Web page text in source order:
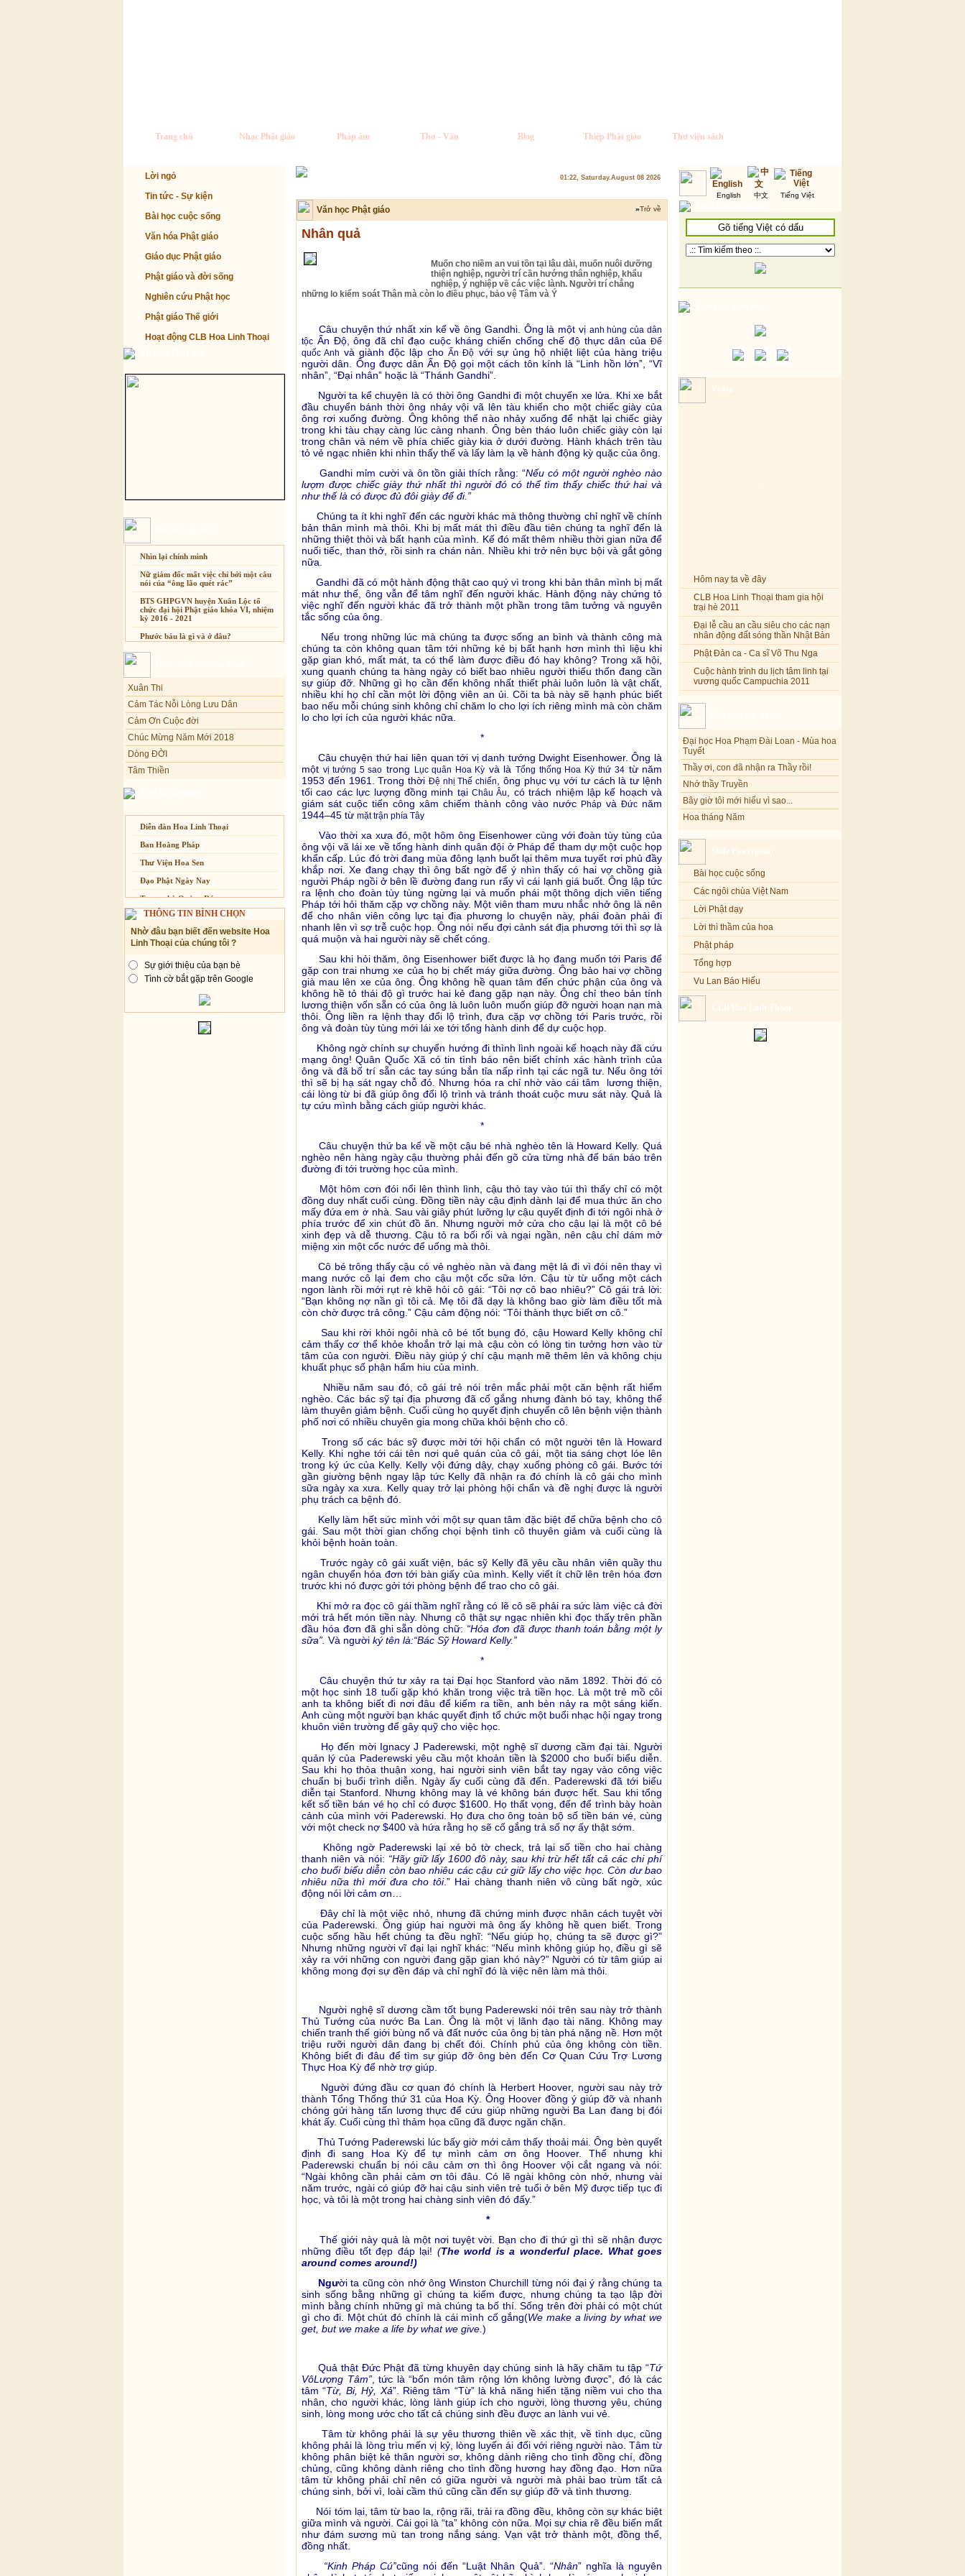
Trang chủ Nhạc Phật giáo Pháp âm Thơ - Văn Blog Thiệp Phật giáo Thư viện sách
Lời ngỏ
Tin tức - Sự kiện
Bài học cuộc sống
Văn hóa Phật giáo
Giáo dục Phật giáo
Phật giáo và đời sống
Nghiên cứu Phật học
Phật giáo Thế giới
Hoạt động CLB Hoa Linh Thoại
Nhìn lại chính mình
Nữ giám đốc mất việc chỉ bởi một câu
nói của “ông lão quét rác”
BTS GHPGVN huyện Xuân Lộc tổ
chức đại hội Phật giáo khóa VI, nhiệm
kỳ 2016 - 2021
Phước báu là gì và ở đâu?
Sự thương-ghét của con người
Cải đạo: Nguyên nhân & giải pháp
Nỗi lòng của các bệnh nhân nghèo
An Giang: Tịnh thất Quy Nguyên
phát quà từ thiện tại xã Cư Yang
Tịnh xá Ngọc Đăng khai giảng Thiền
dành cho Người bận rộn
Xuân Thi
Cảm Tác Nỗi Lòng Lưu Dân
Cảm Ơn Cuộc đời
Chúc Mừng Năm Mới 2018
Dòng ĐỜI
Tâm Thiền
Chuông Ngân
Kính mừng Phật Đản
Kiếp này
Diễn đàn Hoa Linh Thoại
Ban Hoằng Pháp
Thư Viện Hoa Sen
Đạo Phật Ngày Nay
Trang nhà Quảng Đức
Báo Giác Ngộ
Vesak 2014
THÔNG TIN BÌNH CHỌN
Nhờ đâu bạn biết đến website Hoa
Linh Thoại của chúng tôi ?
Sự giới thiệu của bạn bè
Tình cờ bắt gặp trên Google
01:22, Saturday.August 08 2026
Văn học Phật giáo »Trở về
Nhân quả
Muốn cho niềm an vui tồn tại lâu dài, muốn nuôi dưỡng
thiện nghiệp, người trí cần hướng thân nghiệp, khẩu
nghiệp, ý nghiệp về các việc lành. Người trí chẳng
những lo kiểm soát Thân mà còn lo điều phục, bảo vệ Tâm và Ý
Câu chuyện thứ nhất xin kể về ông Gandhi. Ông là một vị anh hùng của dân
tộc Ấn Độ, ông đã chỉ đạo cuộc kháng chiến chống chế độ thực dân của Đế
quốc Anh và giành độc lập choẤn Độ với sự ủng hộ nhiệt liệt của hàng triệu
người dân. Ông được dân Ấn Độ gọi một cách tôn kính là “Linh hồn lớn”, “Vĩ
nhân”, “Đại nhân” hoặc là “Thánh Gandhi”.
Người ta kể chuyện là có thời ông Gandhi đi một chuyến xe lửa. Khi xe bắt
đầu chuyển bánh thời ông nhảy vội vã lên tàu khiến cho một chiếc giày của
ông rơi xuống đường. Ông không thể nào nhảy xuống để nhặt lại chiếc giày
trong khi tàu chạy càng lúc càng nhanh. Ông bèn tháo luôn chiếc giày còn lại
trong chân và ném về phía chiếc giày kia ở dưới đường. Hành khách trên tàu
tỏ vẻ ngạc nhiên khi nhìn thấy thế và lấy làm lạ về hành động kỳ quặc của ông.
Gandhi mỉm cười và ôn tồn giải thích rằng: “Nếu có một người nghèo nào
lượm được chiếc giày thứ nhất thì người đó có thể tìm thấy chiếc thứ hai và
như thế là có được đủ đôi giày để đi.”
Chúng ta ít khi nghĩ đến các người khác mà thông thường chỉ nghĩ về chính
bản thân mình mà thôi. Khi bị mất mát thì điều đầu tiên chúng ta nghĩ đến là
những thiệt thòi và bất hạnh của mình. Kế đó mất thêm nhiều thời gian nữa để
nuối tiếc, than thở, rồi sinh ra chán nản. Nhiều khi trở nên bực bội và gắt gỏng
nữa.
Gandhi đã có một hành động thật cao quý vì trong khi bản thân mình bị mất
mát như thế, ông vẫn để tâm nghĩ đến người khác. Hành động này chứng tỏ
việc nghĩ đến người khác đã trở thành một phần trong tâm tưởng và nguyên
tắc sống của ông.
Nếu trong những lúc mà chúng ta được sống an bình và thành công mà
chúng ta còn không quan tâm tới những kẻ bị bất hạnh hơn mình thì liệu khi
gặp gian khó, mất mát, ta có thể làm được điều đó hay không? Trong xã hội,
xung quanh chúng ta hàng ngày có biết bao nhiêu người thiếu thốn đang cần
sự giúp đỡ. Những gì họ cần đến không nhất thiết phải luôn luôn là vật chất,
nhiều khi họ chỉ cần một lời động viên an ủi. Cõi ta bà này sẽ hạnh phúc biết
bao nếu mỗi chúng sinh không chỉ chăm lo cho lợi ích riêng mình mà còn chăm
lo cho lợi ích của người khác nữa.
*
Câu chuyện thứ hai liên quan tới vị danh tướng Dwight Eisenhower. Ông là
một vị tướng 5 sao trong Lục quân Hoa Kỳ và làTổng thống Hoa Kỳ thứ 34từ năm
1953 đến 1961. Trong thời Đệ nhị Thế chiến
, ông phục vụ với tư cách là tư lệnh
tối cao các lực lượng đồng minh tại Châu Âu
, có trách nhiệm lập kế hoạch và
giám sát cuộc tiến công xâm chiếm thành công vào nước Phápvà Đứcnăm
1944–45 từ mặt trận phía Tây
Vào thời xa xưa đó, một hôm ông Eisenhower cùng với đoàn tùy tùng của
ông vội vã lái xe về tổng hành dinh quân đội ở Pháp để tham dự một cuộc họp
khẩn cấp. Lúc đó trời đang mùa đông lạnh buốt lại thêm mưa tuyết rơi phủ đầy
khắp nơi. Xe đang chạy thì ông bất ngờ để ý nhìn thấy có hai vợ chồng già
người Pháp ngồi ở bên lề đường đang run rẩy vì cái lạnh giá buốt. Ông lập tức
ra lệnh cho đoàn tùy tùng ngừng lại và muốn phái một thông dịch viên tiếng
Pháp tới hỏi thăm cặp vợ chồng này. Một viên tham mưu nhắc nhở ông là nên
để cho nhân viên công lực tại địa phương lo chuyện này, phái đoàn phải đi
nhanh lên vì sợ trễ cuộc họp. Ông nói nếu đợi cảnh sát địa phương tới thì sợ là
quá muộn và hai người này sẽ chết cóng.
Sau khi hỏi thăm, ông Eisenhower biết được là họ đang muốn tới Paris để
gặp con trai nhưng xe của họ bị chết máy giữa đường. Ông bảo hai vợ chồng
già mau lên xe của ông. Ông không hề quan tâm đến chức phận của ông và
không hề tỏ thái độ gì trước hai kẻ đang gặp nạn này. Ông chỉ theo bản tính
lương thiện vốn sẵn có của ông là luôn luôn muốn giúp đỡ người hoạn nạn mà
thôi. Ông liền ra lệnh thay đổi lộ trình, đưa cặp vợ chồng tới Paris trước, rồi
ông và đoàn tùy tùng mới lái xe tới tổng hành dinh để dự cuộc họp.
Không ngờ chính sự chuyển hướng đi thình lình ngoài kế hoạch này đã cứu
mạng ông! Quân Quốc Xã có tin tình báo nên biết chính xác hành trình của
ông và đã bố trí sẵn các tay súng bắn tỉa nấp rình tại các ngã tư. Nếu ông tới
thì sẽ bị hạ sát ngay chỗ đó. Nhưng hóa ra chỉ nhờ vào cái tâm lương thiện,
cái lòng từ bi đã giúp ông đổi lộ trình và tránh thoát cuộc mưu sát này. Quả là
tự cứu mình bằng cách giúp người khác.
*
Câu chuyện thứ ba kể về một cậu bé nhà nghèo tên là Howard Kelly. Quá
nghèo nên hàng ngày cậu thường phải đến gõ cửa từng nhà để bán báo trên
đường đi tới trường học của mình.
Một hôm cơn đói nổi lên thình lình, cậu thò tay vào túi thì thấy chỉ có một
đồng duy nhất cuối cùng. Đồng tiền này cậu định dành lại để mua thức ăn cho
mấy đứa em ở nhà. Sau vài giây phút lưỡng lự cậu quyết định đi tới ngôi nhà ở
phía trước để xin chút đồ ăn. Nhưng người mở cửa cho cậu lại là một cô bé
xinh đẹp và dễ thương. Cậu tỏ ra bối rối và ngại ngần, nên cậu chỉ dám mở
miệng xin một cốc nước để uống mà thôi.
Cô bé trông thấy cậu có vẻ nghèo nàn và đang mệt lả đi vì đói nên thay vì
mang nước cô lại đem cho cậu một cốc sữa lớn. Cậu từ từ uống một cách
ngon lành rồi mới rụt rè khẽ hỏi cô gái: “Tôi nợ cô bao nhiêu?” Cô gái trả lời:
“Bạn không nợ nần gì tôi cả. Mẹ tôi đã dạy là không bao giờ làm điều tốt mà
còn chờ được trả công.” Cậu cảm động nói: “Tôi thành thực biết ơn cô.”
Sau khi rời khỏi ngôi nhà cô bé tốt bụng đó, cậu Howard Kelly không chỉ
cảm thấy cơ thể khỏe khoắn trở lại mà cậu còn có lòng tin tưởng hơn vào từ
tâm của con người. Điều này giúp ý chí cậu mạnh mẽ thêm lên và không chịu
khuất phục số phận hẩm hiu của mình.
Nhiều năm sau đó, cô gái trẻ nói trên mắc phải một căn bệnh rất hiểm
nghèo. Các bác sỹ tại địa phương đã cố gắng nhưng đành bó tay, không thể
làm thuyên giảm bệnh. Cuối cùng họ quyết định chuyển cô lên bệnh viện thành
phố nơi có nhiều chuyên gia mong chữa khỏi bệnh cho cô.
Trong số các bác sỹ được mời tới hội chẩn có một người tên là Howard
Kelly. Khi nghe tới cái tên nơi quê quán của cô gái, một tia sáng chợt lóe lên
trong ký ức của Kelly. Kelly vội đứng dậy, chạy xuống phòng cô gái. Bước tới
gần giường bệnh ngay lập tức Kelly đã nhận ra đó chính là cô gái cho mình
sữa ngày xa xưa. Kelly quay trở lại phòng hội chẩn và đề nghị được là người
phụ trách ca bệnh đó.
Kelly làm hết sức mình với một sự quan tâm đặc biệt để chữa bệnh cho cô
gái. Sau một thời gian chống chọi bệnh tình cô thuyên giảm và cuối cùng là
khỏi bệnh hoàn toàn.
Trước ngày cô gái xuất viện, bác sỹ Kelly đã yêu cầu nhân viên quầy thu
ngân chuyển hóa đơn tới bàn giấy của mình. Kelly viết ít chữ lên trên hóa đơn
trước khi nó được gởi tới phòng bệnh để trao cho cô gái.
Khi mở ra đọc cô gái thầm nghĩ rằng có lẽ cô sẽ phải ra sức làm việc cả đời
mới trả hết món tiền này. Nhưng cô thật sự ngạc nhiên khi đọc thấy trên phần
đầu hóa đơn đã ghi sẵn dòng chữ: “Hóa đơn đã được thanh toán bằng một ly
sữa”. Và người ký tên là:“Bác Sỹ Howard Kelly.”
*
Câu chuyện thứ tư xảy ra tại Đại học Stanford vào năm 1892. Thời đó có
một học sinh 18 tuổi gặp khó khăn trong việc trả tiền học. Là một trẻ mồ côi
anh ta không biết đi nơi đâu để kiếm ra tiền, anh bèn nảy ra một sáng kiến.
Anh cùng một người bạn khác quyết định tổ chức một buổi nhạc hội ngay trong
khuôn viên trường để gây quỹ cho việc học.
Họ đến mời Ignacy J Paderewski, một nghệ sĩ dương cầm đại tài. Người
quản lý của Paderewski yêu cầu một khoản tiền là $2000 cho buổi biểu diễn.
Sau khi họ thỏa thuận xong, hai người sinh viên bắt tay ngay vào công việc
chuẩn bị buổi trình diễn. Ngày ấy cuối cùng đã đến. Paderewski đã tới biểu
diễn tại Stanford. Nhưng không may là vé không bán được hết. Sau khi tổng
kết số tiền bán vé họ chỉ có được $1600. Họ thất vọng, đến để trình bày hoàn
cảnh của mình với Paderewski. Họ đưa cho ông toàn bộ số tiền bán vé, cùng
với một check nợ $400 và hứa rằng họ sẽ cố gắng trả số nợ ấy thật sớm.
Không ngờ Paderewski lại xé bỏ tờ check, trả lại số tiền cho hai chàng
thanh niên và nói: “Hãy giữ lấy 1600 đô này, sau khi trừ hết tất cả các chi phí
cho buổi biểu diễn còn bao nhiêu các cậu cứ giữ lấy cho việc học. Còn dư bao
nhiêu nữa thì mới đưa cho tôi.” Hai chàng thanh niên vô cùng bất ngờ, xúc
động nói lời cảm ơn…
Đây chỉ là một việc nhỏ, nhưng đã chứng minh được nhân cách tuyệt vời
của Paderewski. Ông giúp hai người mà ông ấy không hề quen biết. Trong
cuộc sống hầu hết chúng ta đều nghĩ: “Nếu giúp họ, chúng ta sẽ được gì?”
Nhưng những người vĩ đại lại nghĩ khác: “Nếu mình không giúp họ, điều gì sẽ
xảy ra với những con người đang gặp gian khó này?” Người có từ tâm giúp ai
không mong đợi sự đền đáp và chỉ nghĩ đó là việc nên làm mà thôi.
Người nghệ sĩ dương cầm tốt bụng Paderewski nói trên sau này trở thành
Thủ Tướng của nước Ba Lan. Ông là một vị lãnh đạo tài năng. Không may
chiến tranh thế giới bùng nổ và đất nước của ông bị tàn phá nặng nề. Hơn một
triệu rưỡi người dân đang bị chết đói. Chính phủ của ông không còn tiền.
Không biết đi đâu để tìm sự giúp đỡ ông bèn đến Cơ Quan Cứu Trợ Lương
Thực Hoa Kỳ để nhờ trợ giúp.
Người đứng đầu cơ quan đó chính là Herbert Hoover, người sau này trở
thành Tổng Thống thứ 31 của Hoa Kỳ. Ông Hoover đồng ý giúp đỡ và nhanh
chóng gửi hàng tấn lương thực để cứu giúp những người Ba Lan đang bị đói
khát ấy. Cuối cùng thì thảm họa cũng đã được ngăn chặn.
Thủ Tướng Paderewski lúc bấy giờ mới cảm thấy thoải mái. Ông bèn quyết
định đi sang Hoa Kỳ để tự mình cảm ơn ông Hoover. Thế nhưng khi
Paderewski chuẩn bị nói câu cảm ơn thì ông Hoover vội cắt ngang và nói:
“Ngài không cần phải cảm ơn tôi đâu. Có lẽ ngài không còn nhớ, nhưng vài
năm trước, ngài có giúp đỡ hai cậu sinh viên trẻ tuổi ở bên Mỹ được tiếp tục đi
học, và tôi là một trong hai chàng sinh viên đó đấy.”
*
Thế giới này quả là một nơi tuyệt vời. Bạn cho đi thứ gì thì sẽ nhận được
những điều tốt đẹp đáp lại! (The world is a wonderful place. What goes
around comes around!)
Người ta cũng còn nhớ ông Winston Churchill từng nói đại ý rằng chúng ta
sinh sống bằng những gì chúng ta kiếm được, nhưng chúng ta tạo lập đời
mình bằng chính những gì mà chúng ta bố thí. Sống trên đời phải có một chút
gì cho đi. Một chút đó chính là cái mình cố gắng(We make a living by what we
get, but we make a life by what we give. )
Quả thật Ðức Phật đã từng khuyên dạy chúng sinh là hãy chăm tu tập “Tứ
VôLượng Tâm”, tức là “bốn món tâm rộng lớn không lường được”, đó là các
tâm “Từ, Bi, Hỷ, Xả”. Riêng tâm “Từ” là khả năng hiến tặng niềm vui cho tha
nhân, cho người khác, lòng lành giúp ích cho người, lòng thương yêu, chúng
sinh, lòng mong ước cho tất cả chúng sinh đều được an lành vui vẻ.
Tâm từ không phải là sự yêu thương thiên về xác thịt, về tình dục, cũng
không phải là lòng trìu mến vị kỷ, lòng luyến ái đối với riêng người nào. Tâm từ
không phân biệt kẻ thân người sơ, không dành riêng cho tình đồng chí, đồng
chủng, cũng không dành riêng cho tình đồng hương hay đồng đạo. Hơn nữa
tâm từ không phải chỉ nên có giữa người và người mà phải bao trùm tất cả
chúng sinh, bởi vì, loài cầm thú cũng cần đến sự giúp đỡ và tình thương.
Nói tóm lại, tâm từ bao la, rộng rãi, trải ra đồng đều, không còn sự khác biệt
giữa mình và người. Cái gọi là “ta” không còn nữa. Mọi sự chia rẽ đều biến mất
như đám sương mù tan trong nắng sáng. Vạn vật trở thành một, đồng thể,
đồng nhất.
“Kinh Pháp Cú”cũng nói đến “Luật Nhân Quả”. “Nhân” nghĩa là nguyên
English 中文 Tiếng Việt
Video
Hôm nay ta về đây
CLB Hoa Linh Thoại tham gia hội
trại hè 2011
Đại lễ cầu an cầu siêu cho các nạn
nhân động đất sóng thần Nhật Bản
Phật Đản ca - Ca sĩ Võ Thu Nga
Cuộc hành trình du lịch tâm linh tại
vương quốc Campuchia 2011
Thầy ơi, con đã nhận ra Thầy rồi!
Nhớ thầy Truyền
Bây giờ tôi mới hiểu vì sao...
Hoa tháng Năm
Cổ phần công đức
Đi tìm vũ khúc mùa hè
Mơ màng Phật dạy....
Lời thú tội của chị gái nhỏ nhen
Slide Powerpoint
Bài học cuộc sống
Các ngôi chùa Việt Nam
Lời Phật dạy
Lời thì thầm của hoa
Phật pháp
Tổng hợp
Vu Lan Báo Hiếu
CLB Hoa Linh Thoại